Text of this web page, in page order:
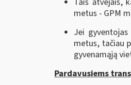
metus - GPM
Jei
metus, tačiau
gyvenamąją
Pardavusiems